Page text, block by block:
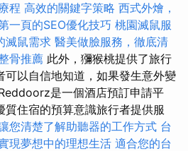
程 高效的關鍵字策略 西式外燴，
一頁的SEO優化技巧 桃園滅鼠服
滅鼠需求 醫美做臉服務，徹底清
骨推薦 此外，獼猴桃提供了旅行
可以自信地知道，如果發生意外變
是一個酒店預訂申請平
質住宿的預算意識旅行者提供服
您清楚了解助聽器的工作方式 台
現夢想中的理想生活 適合您的台